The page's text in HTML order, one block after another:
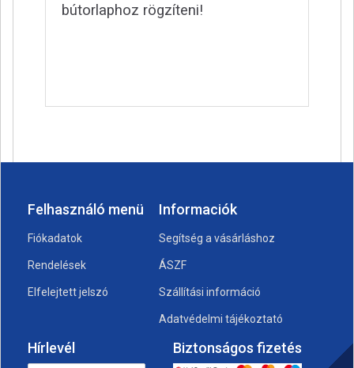
bútorlaphoz rögzíteni!
Felhasználó menü
Fiókadatok
Rendelések
Elfelejtett jelszó
Informaciók
Segítség a vásárláshoz
ÁSZF
Szállítási információ
Adatvédelmi tájékoztató
Hírlevél Biztonságos fizetés